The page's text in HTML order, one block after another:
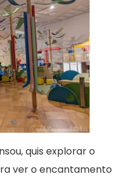
quis explorar o
ver o encantamento